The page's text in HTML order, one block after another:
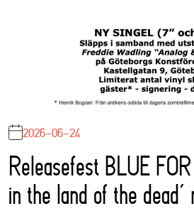
2026-06-24
Releasefest BLUE
in the land of the dead’